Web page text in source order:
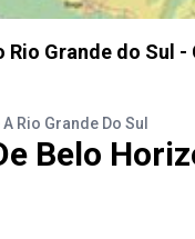
Rio Grande do Sul
Rio Grande Do Sul
Belo